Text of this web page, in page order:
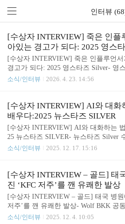
인터뷰
[수상자 INTERVIEW] 죽은 인플
아있는 경고가 되다: 2025 영스
[수상자 INTERVIEW] 죽은 인플루언서
경고가 되다: 2025 영스타즈 Silver- 영
수상팀 Kawurian의 Sayid Muhammad
브리프를 바탕으로 캠페인 아이디어를
대였어요. 보건복지부와 국가금연지원
의 후원으로 진행됐으며, 주제는 젊은
자담배의 건강 위해성 인식을 높이기 위
이디어였습니다. 실버를 받은 팀
uhammad는 주제를 듣고 어릴 적 기억을
묘지를 찾는 어머니. 멀리서 그 모습을
소식/인터뷰 2026. 4. 23. 14:56
[수상자 INTERVIEW] AI와 대화
배우다:2025 뉴스타즈 SILVER
[수상자 INTERVIEW] AI와 대화하는
25 뉴스타즈 SILVER- 뉴스타즈 Silver
팀의 Tung Hei Lui & Ritty Yick 지난 8월
해와 참여를 이끄는 캠페인 기획’을 주
주니어 크리에이터들이 AI를 어떻게 더
고 일상에 연결할 수 있을지를 고민한
이 가운데 Silver를 수상한 L & R 팀은
AI를 어렵게 느끼는 이유가 기술의 복
AI와 어떻게 ‘대화하는지’ 알지 못한다
소식/인터뷰 2025. 12. 17. 15:16
[수상자 INTERVIEW – 골드] 태
진 ‘KFC 저주’를 깬 유쾌한 발상
[수상자 INTERVIEW – 골드] 태국 병원
저주’를 깬 유쾌한 발상- Wolf BKK 공
고 크리에이티브 책임자(CCO), Torsak
소식/인터뷰 2025. 12. 4. 10:05